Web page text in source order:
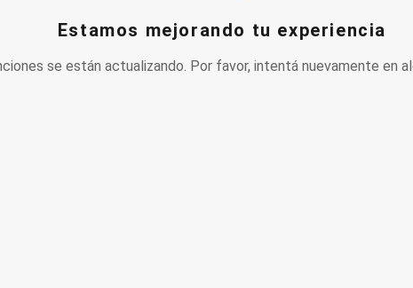
Estamos mejorando tu experiencia
se están actualizando. Por favor, intentá nuevamente en